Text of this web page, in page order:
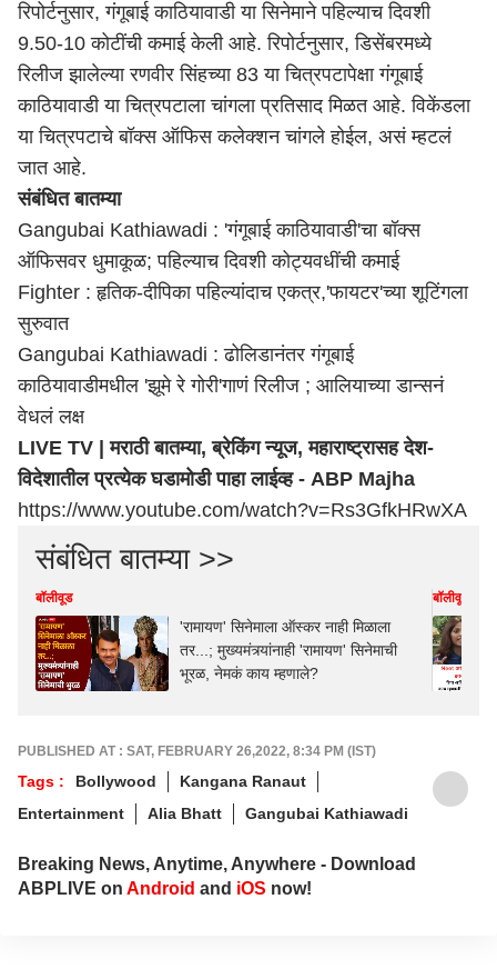
रिपोर्टनुसार, गंगूबाई काठियावाडी या सिनेमाने पहिल्याच दिवशी
9.50-10 कोटींची कमाई केली आहे. रिपोर्टनुसार, डिसेंबरमध्ये
रिलीज झालेल्या रणवीर सिंहच्या 83 या चित्रपटापेक्षा गंगूबाई
काठियावाडी या चित्रपटाला चांगला प्रतिसाद मिळत आहे. विकेंडला
या चित्रपटाचे बॉक्स ऑफिस कलेक्शन चांगले होईल, असं म्हटलं
जात आहे.
संबंधित बातम्या
Gangubai Kathiawadi : 'गंगूबाई काठियावाडी'चा बॉक्स
ऑफिसवर धुमाकूळ; पहिल्याच दिवशी कोट्यवधींची कमाई
Fighter : हृतिक-दीपिका पहिल्यांदाच एकत्र,'फायटर'च्या शूटिंगला
सुरुवात
Gangubai Kathiawadi : ढोलिडानंतर गंगूबाई
काठियावाडीमधील 'झूमे रे गोरी'गाणं रिलीज ; आलियाच्या डान्सनं
वेधलं लक्ष
LIVE TV | मराठी बातम्या, ब्रेकिंग न्यूज,महाराष्ट्रासह देश-
विदेशातील प्रत्येक घडामोडी पाहा लाईव्ह - ABP Majha
https://www.youtube.com/watch?v=Rs3GfkHRwXA
संबंधित बातम्या >>
बॉलीवूड
'रामायण' सिनेमाला ऑस्कर नाही मिळाला
तर...; मुख्यमंत्र्यांनाही 'रामायण' सिनेमाची
भूरळ, नेमकं काय म्हणाले?
बॉलीवूड
PUBLISHED AT : SAT, FEBRUARY 26,2022, 8:34 PM (IST)
Tags : Bollywood
Kangana Ranaut
Entertainment
Alia Bhatt Gangubai Kathiawadi
Breaking News, Anytime, Anywhere - Download
ABPLIVE on Android and iOS now!